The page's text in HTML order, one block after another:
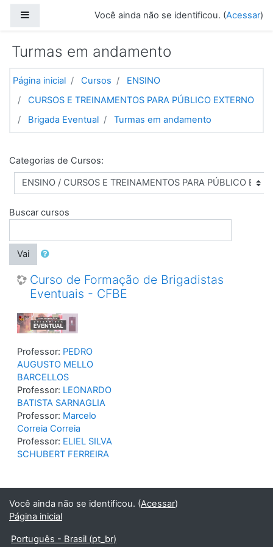
Você ainda não se identificou. (Acessar)
Turmas em andamento
Página inicial Cursos
ENSINO
CURSOS E TREINAMENTOS PARA PÚBLICO EXTERNO
Brigada Eventual
Turmas em andamento
Categorias de Cursos:
Buscar cursos
Vai
Curso de Formação de Brigadistas
Eventuais - CFBE
Professor: PEDRO
AUGUSTO MELLO
BARCELLOS
Professor: LEONARDO
BATISTA SARNAGLIA
Professor: Marcelo
Correia Correia
Professor: ELIEL SILVA
SCHUBERT FERREIRA
Você ainda não se identificou. (Acessar)
Página inicial
Português - Brasil ‎(pt_br)‎